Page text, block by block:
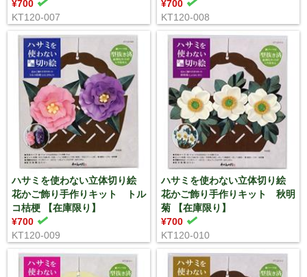
¥700
KT120-007
¥700
KT120-008
ハサミを使わない立体切り絵
花かご飾り手作りキット トル
コ桔梗 【在庫限り】
¥700
KT120-009
ハサミを使わない立体切り絵
花かご飾り手作りキット 秋明
菊 【在庫限り】
¥700
KT120-010